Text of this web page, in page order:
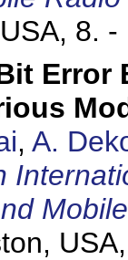
8. -
Error
, A.